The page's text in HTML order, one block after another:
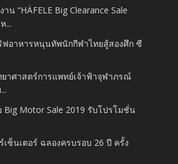
าน “HÄFELE Big Clearance Sale
...
ฟอาหารหนุนทัพนักกีฬาไทยสู้สองศึก ซี
าศาสตร์การแพทย์เจ้าฟ้าจุฬาภรณ์
Big Motor Sale 2019 รับโปรโมชั่น
เซ็นเตอร์ ฉลองครบรอบ 26 ปี ครั้ง